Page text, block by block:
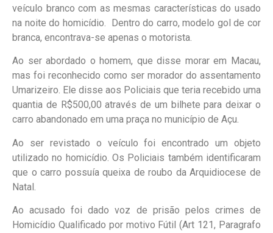
veículo branco com as mesmas características do usado
na noite do homicídio. Dentro do carro, modelo gol de cor
branca, encontrava-se apenas o motorista.
Ao ser abordado o homem, que disse morar em Macau,
mas foi reconhecido como ser morador do assentamento
Umarizeiro. Ele disse aos Policiais que teria recebido uma
quantia de R$500,00 através de um bilhete para deixar o
carro abandonado em uma praça no município de Açu.
Ao ser revistado o veículo foi encontrado um objeto
utilizado no homicídio. Os Policiais também identificaram
que o carro possuía queixa de roubo da Arquidiocese de
Natal.
Ao acusado foi dado voz de prisão pelos crimes de
Homicídio Qualificado por motivo Fútil (Art 121, Paragrafo